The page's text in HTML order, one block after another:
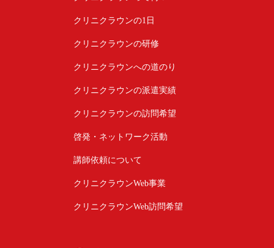
クリニクラウンの1日
クリニクラウンの研修
クリニクラウンへの道のり
クリニクラウンの派遣実績
クリニクラウンの訪問希望
啓発・ネットワーク活動
講師依頼について
クリニクラウンWeb事業
クリニクラウンWeb訪問希望